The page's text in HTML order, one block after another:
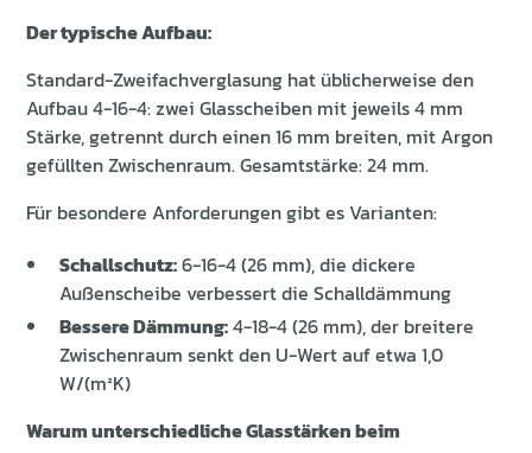
Der typische Aufbau:
Standard-Zweifachverglasung hat üblicherweise den
Aufbau 4-16-4: zwei Glasscheiben mit jeweils 4 mm
Stärke, getrennt durch einen 16 mm breiten, mit Argon
gefüllten Zwischenraum. Gesamtstärke: 24 mm.
Für besondere Anforderungen gibt es Varianten:
Schallschutz:6-16-4 (26 mm), die dickere
Außenscheibe verbessert die Schalldämmung
Bessere Dämmung:4-18-4 (26 mm), der breitere
Zwischenraum senkt den U-Wert auf etwa 1,0
W/(m²K)
Warum unterschiedliche Glasstärken beim